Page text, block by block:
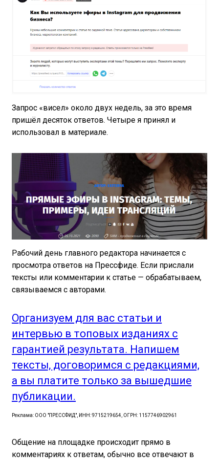
Запрос «висел» около двух недель, за это время
пришёл десяток ответов. Четыре я принял и
использовал в материале.
Рабочий день главного редактора начинается с
просмотра ответов на Прессфиде. Если прислали
тексты или комментарии к статье — обрабатываем,
связываемся с авторами.
Организуем для вас статьи и
интервью в топовых изданиях с
гарантией результата. Напишем
тексты, договоримся с редакциями,
а вы платите только за вышедшие
публикации.
Реклама: ООО "ПРЕССФИД", ИНН: 9715219654, ОГРН: 1157746902961
Общение на площадке происходит прямо в
комментариях к ответам, обычно все отвечают в